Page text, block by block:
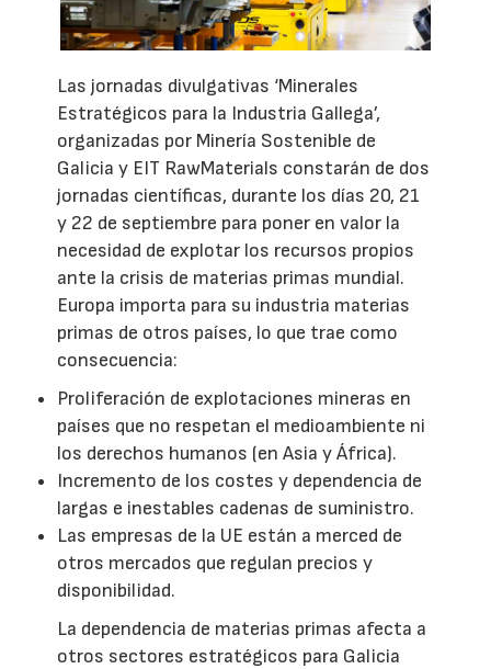
Las jornadas divulgativas ‘Minerales
Estratégicos para la Industria Gallega’,
organizadas por Minería Sostenible de
Galicia y EIT RawMaterials constarán de dos
jornadas científicas, durante los días 20, 21
y 22 de septiembre para poner en valor la
necesidad de explotar los recursos propios
ante la crisis de materias primas mundial.
Europa importa para su industria materias
primas de otros países, lo que trae como
consecuencia:
Proliferación de explotaciones mineras en
países que no respetan el medioambiente ni
los derechos humanos (en Asia y África).
Incremento de los costes y dependencia de
largas e inestables cadenas de suministro.
Las empresas de la UE están a merced de
otros mercados que regulan precios y
disponibilidad.
La dependencia de materias primas afecta a
otros sectores estratégicos para Galicia